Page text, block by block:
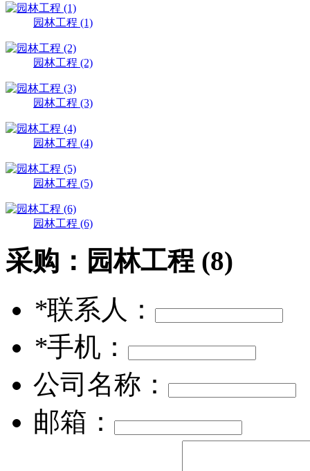
园林工程 (1)
园林工程 (2)
园林工程 (3)
园林工程 (4)
园林工程 (5)
园林工程 (6)
采购： 园林工程 (8)
*联系人：
*手机：
公司名称：
邮箱：